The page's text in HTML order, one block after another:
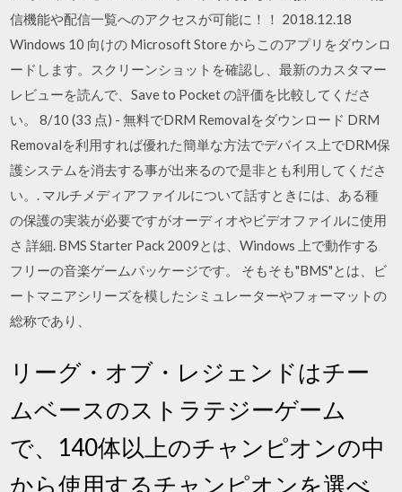
信機能や配信一覧へのアクセスが可能に！！ 2018.12.18
Windows 10 向けの Microsoft Store からこのアプリをダウンロ
ードします。スクリーンショットを確認し、最新のカスタマー
レビューを読んで、Save to Pocket の評価を比較してくださ
い。 8/10 (33 点) - 無料でDRM Removalをダウンロード DRM
Removalを利用すれば優れた簡単な方法でデバイス上でDRM保
護システムを消去する事が出来るので是非とも利用してくださ
い。. マルチメディアファイルについて話すときには、ある種
の保護の実装が必要ですがオーディオやビデオファイルに使用
さ 詳細. BMS Starter Pack 2009とは、Windows 上で動作する
フリーの音楽ゲームパッケージです。 そもそも"BMS"とは、ビ
ートマニアシリーズを模したシミュレーターやフォーマットの
総称であり、
リーグ・オブ・レジェンドはチー
ムベースのストラテジーゲーム
で、140体以上のチャンピオンの中
から使用するチャンピオンを選べ